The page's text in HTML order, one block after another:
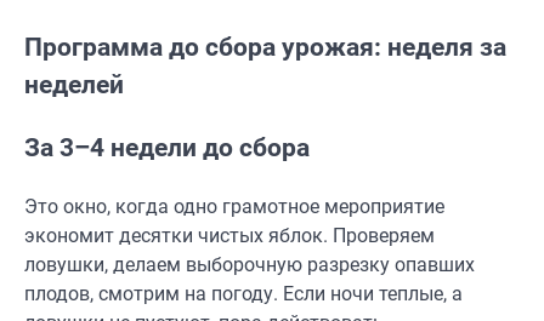
Программа до сбора урожая: неделя за
неделей
За 3–4 недели до сбора
Это окно, когда одно грамотное мероприятие
экономит десятки чистых яблок. Проверяем
ловушки, делаем выборочную разрезку опавших
плодов, смотрим на погоду. Если ночи теплые, а